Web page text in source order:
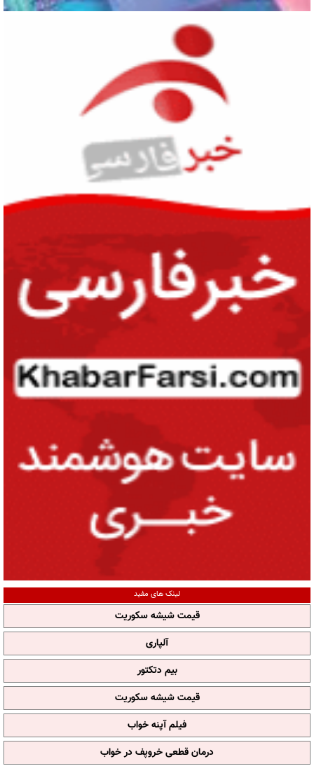
لینک های مفید
قیمت شیشه سکوریت
آلپاری
بیم دتکتور
قیمت شیشه سکوریت
فیلم آپنه خواب
درمان قطعی خروپف در خواب